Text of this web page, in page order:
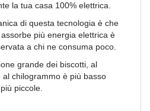
la tua casa 100% elettrica.
di questa tecnologia è che
più energia elettrica è
a chi ne consuma poco.
grande dei biscotti, al
chilogrammo è più basso
piccole.